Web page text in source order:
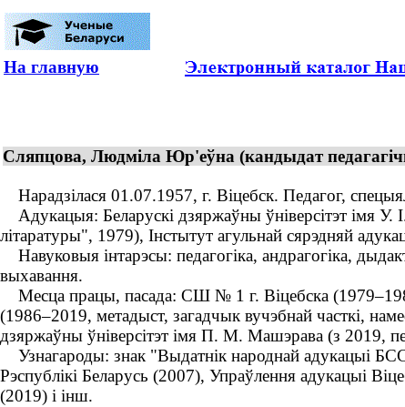
На главную
Сляпцова, Людміла Юр'еўна (кандыдат
Нарадзілася 01.07.1957, г. Віцебск. Педагог,
Адукацыя: Беларускі дзяржаўны ўніверсітэт імя У.
літаратуры", 1979), Інстытут агульнай сярэдняй
Навуковыя інтарэсы: педагогіка, андрагогіка,
выхавання.
Месца працы, пасада: СШ № 1 г. Віцебска (1979–1986,
(1986–2019, метадыст, загадчык вучэбнай часткі,
дзяржаўны ўніверсітэт імя П. М. Машэрава (з 2019,
Узнагароды: знак "Выдатнік народнай адукацыі
Рэспублікі Беларусь (2007), Упраўлення адукацыі
(2019) і інш.